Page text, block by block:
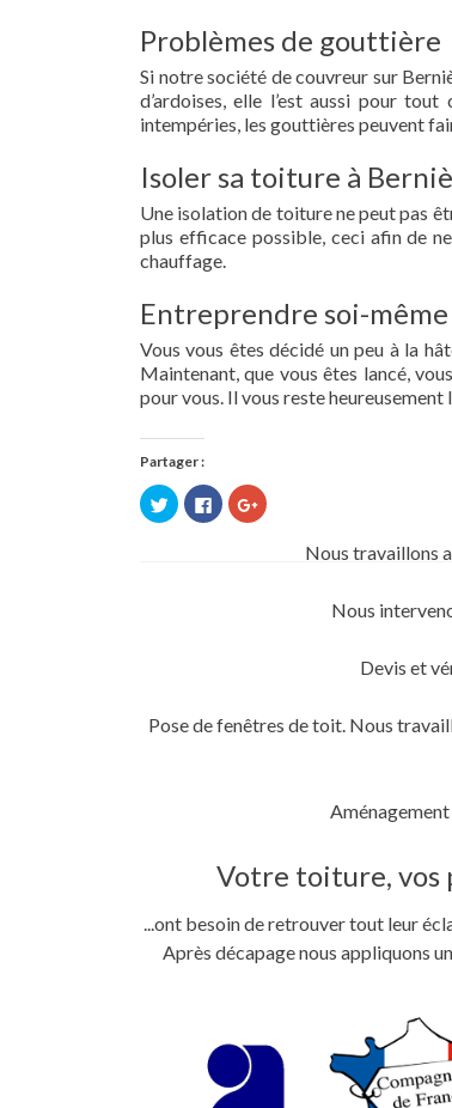
Problèmes de gouttière
Si notre société de couvreur sur
d’ardoises, elle l’est aussi pour
intempéries, les gouttières peuvent
Isoler sa toiture à
Une isolation de toiture ne peut pas
plus efficace possible, ceci afin de
chauffage.
Entreprendre soi-
Vous vous êtes décidé un peu à la
Maintenant, que vous êtes lancé,
pour vous. Il vous reste
Partager :
Cliquez
pour
partager
Cliquez
pour
partager
Facebook(ouvre
Cliquez
pour
Google+Nous travaillons
Nous
Devis et
Pose de fenêtres de toit. Nous
Votre toiture, vos
...ont besoin de retrouver tout leur
Après décapage nous appliquons